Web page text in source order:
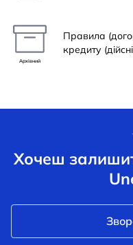
Архівний
Правила
кредиту
Хочеш